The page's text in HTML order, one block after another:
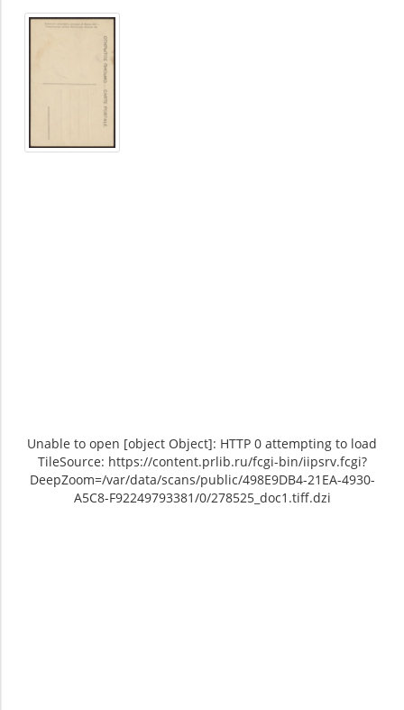
Unable to open [object Object]: HTTP 0 attempting to load
TileSource: https://content.prlib.ru/fcgi-bin/iipsrv.fcgi?
DeepZoom=/var/data/scans/public/498E9DB4-21EA-4930-
A5C8-F92249793381/0/278525_doc1.tiff.dzi